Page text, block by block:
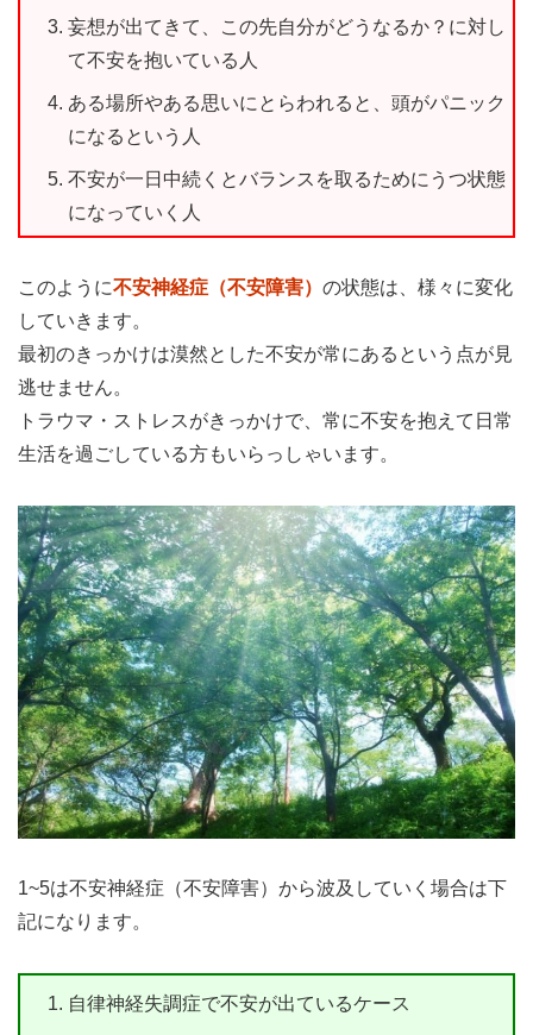
妄想が出てきて、この先自分がどうなるか？に対し
て不安を抱いている人
ある場所やある思いにとらわれると、頭がパニック
になるという人
不安が一日中続くとバランスを取るためにうつ状態
になっていく人
このように不安神経症（不安障害） の状態は、様々に変化
していきます。
最初のきっかけは漠然とした不安が常にあるという点が見
逃せません。
トラウマ・ストレスがきっかけで、常に不安を抱えて日常
生活を過ごしている方もいらっしゃいます。
1~5は不安神経症（不安障害）から波及していく場合は下
記になります。
自律神経失調症で不安が出ているケース